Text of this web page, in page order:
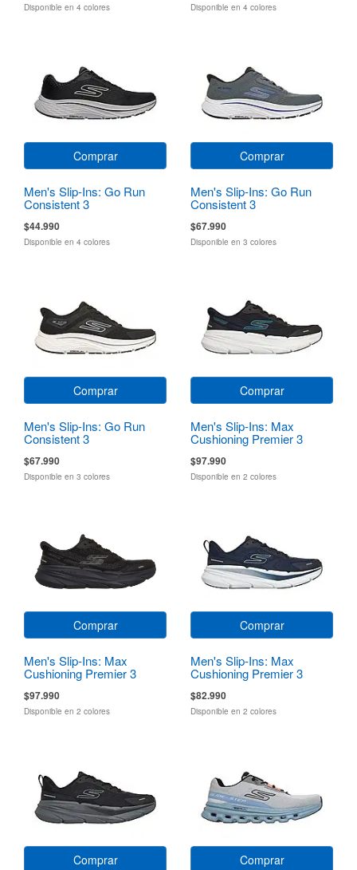
Disponible en 4 colores Disponible en 4 colores
Comprar
Men's Slip-Ins: Go Run
Consistent 3
$44.990
Disponible en 4 colores
Comprar
Men's Slip-Ins: Go Run
Consistent 3
$67.990
Disponible en 3 colores
Comprar
Men's Slip-Ins: Go Run
Consistent 3
$67.990
Disponible en 3 colores
Comprar
Men's Slip-Ins: Max
Cushioning Premier 3
$97.990
Disponible en 2 colores
Comprar
Men's Slip-Ins: Max
Cushioning Premier 3
$97.990
Disponible en 2 colores
Comprar
Men's Slip-Ins: Max
Cushioning Premier 3
$82.990
Disponible en 2 colores
Comprar Comprar